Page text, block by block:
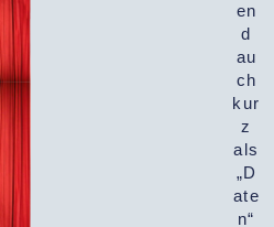
en
d
au
ch
kur
z
als
„D
ate
n“